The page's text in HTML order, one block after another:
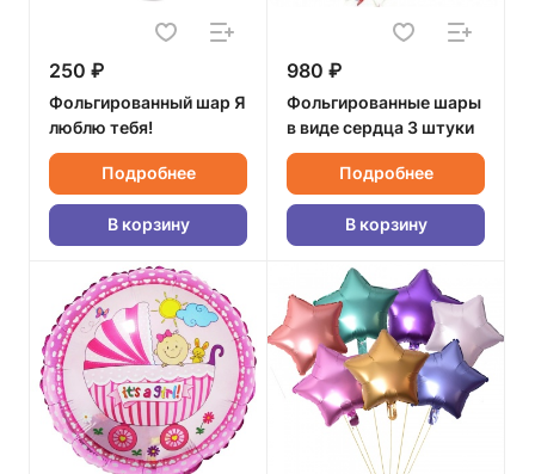
250 ₽
Фольгированный шар Я
люблю тебя!
Подробнее
В корзину
980 ₽
Фольгированные шары
в виде сердца 3 штуки
Подробнее
В корзину